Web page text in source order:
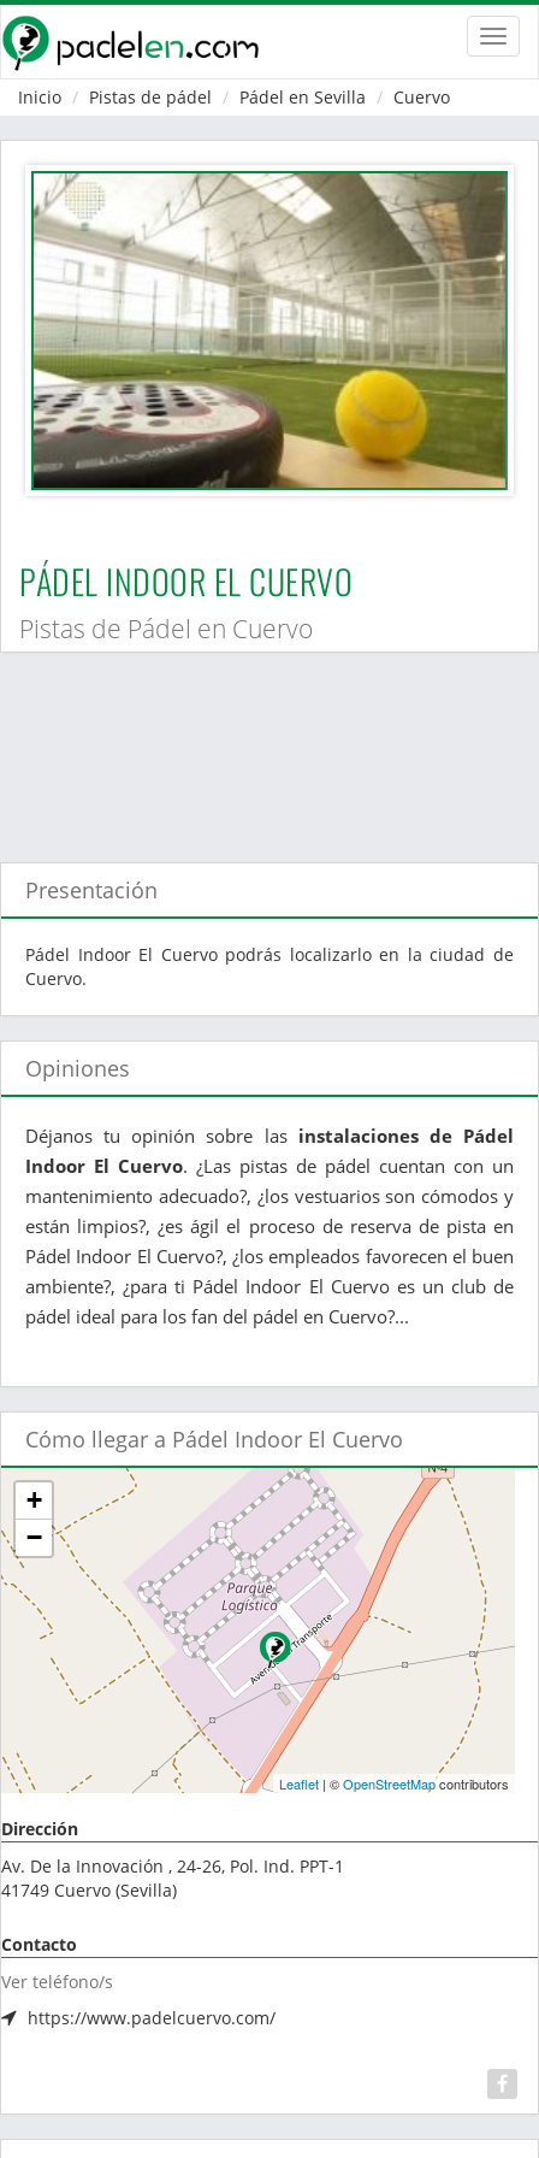
Inicio
Pistas de pádel Pádel en Sevilla Cuervo
PÁDEL INDOOR EL CUERVO
Pistas de Pádel en Cuervo
Presentación
Pádel Indoor El Cuervo podrás localizarlo en la ciudad de
Cuervo.
Opiniones
Déjanos tu opinión sobre las instalaciones de Pádel
Indoor El Cuervo. ¿Las pistas de pádel cuentan con un
mantenimiento adecuado?, ¿los vestuarios son cómodos y
están limpios?, ¿es ágil el proceso de reserva de pista en
Pádel Indoor El Cuervo?, ¿los empleados favorecen el buen
ambiente?, ¿para ti Pádel Indoor El Cuervo es un club de
pádel ideal para los fan del pádel en Cuervo?...
Cómo llegar a Pádel Indoor El Cuervo
+
−
Leaflet| ©OpenStreetMapcontributors
Dirección
Av. De la Innovación , 24-26, Pol. Ind. PPT-1
41749 Cuervo (Sevilla)
Contacto
Ver teléfono/s
https://www.padelcuervo.com/